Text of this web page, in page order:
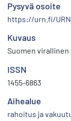
Pysyvä osoite
https://urn.fi/
Kuvaus
Suomen virallinen
ISSN
1455-6863
Aihealue
rahoitus ja